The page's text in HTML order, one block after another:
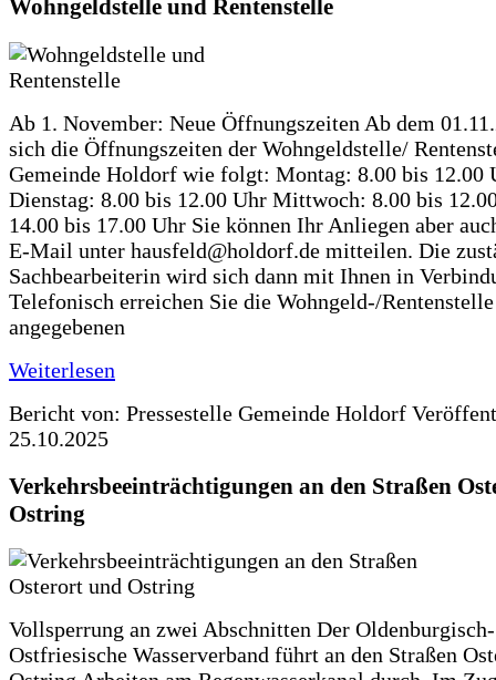
Wohngeldstelle und Rentenstelle
Ab 1. November: Neue Öffnungszeiten Ab dem
sich die Öffnungszeiten der Wohngeldstelle/
Gemeinde Holdorf wie folgt: Montag: 8.00 bis 12.00
Dienstag: 8.00 bis 12.00 Uhr Mittwoch: 8.00 bis
14.00 bis 17.00 Uhr Sie können Ihr Anliegen aber
E-Mail unter hausfeld@holdorf.de mitteilen. Die
Sachbearbeiterin wird sich dann mit Ihnen in
Telefonisch erreichen Sie die Wohngeld-/
angegebenen
Weiterlesen
Bericht von: Pressestelle Gemeinde Holdorf
25.10.2025
Verkehrsbeeinträchtigungen an den Straßen
Ostring
Vollsperrung an zwei Abschnitten Der Oldenburgisch-
Ostfriesische Wasserverband führt an den Straßen